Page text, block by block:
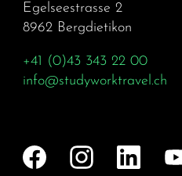
Egelseestrasse 2
8962 Bergdietikon
+41 (0)43 343 22 00
info@studyworktravel.ch